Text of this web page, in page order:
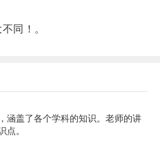
同！。
涵盖了各个学科的知识。老师的讲
点。